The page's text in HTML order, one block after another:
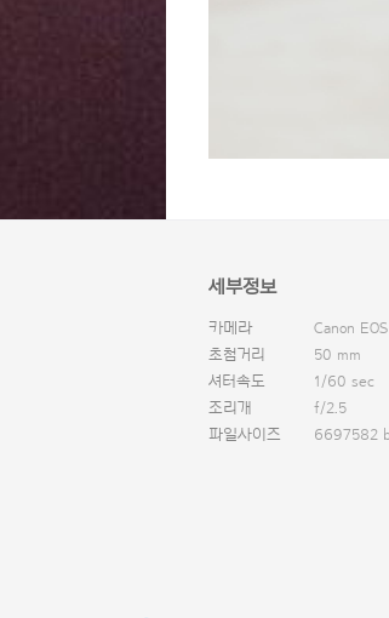
세부정보
카메라
Canon
초첨거리
50 mm
셔터속도
1/60 sec
조리개
f/2.5
파일사이즈
6697582